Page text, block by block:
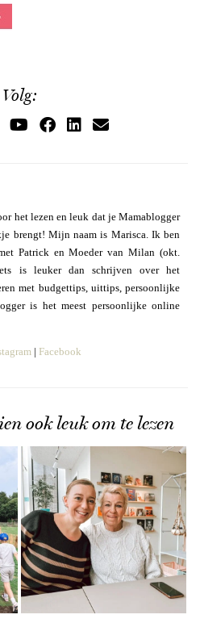
Volg:
het lezen en leuk dat je Mamablogger
brengt! Mijn naam is Marisca. Ik ben
Patrick en Moeder van Milan (okt.
is leuker dan schrijven over het
met budgettips, uittips, persoonlijke
is het meest persoonlijke online
| Facebook
ook leuk om te lezen